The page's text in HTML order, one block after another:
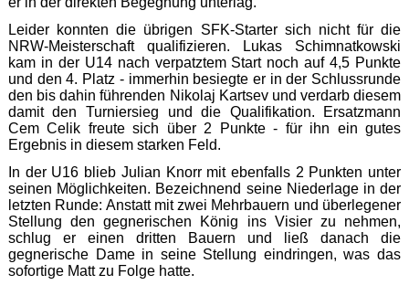
Leider konnten die übrigen SFK-Starter sich nicht für die
NRW-Meisterschaft qualifizieren. Lukas Schimnatkowski
kam in der U14 nach verpatztem Start noch auf 4,5 Punkte
und den 4. Platz - immerhin besiegte er in der Schlussrunde
den bis dahin führenden Nikolaj Kartsev und verdarb diesem
damit den Turniersieg und die Qualifikation. Ersatzmann
Cem Celik freute sich über 2 Punkte - für ihn ein gutes
Ergebnis in diesem starken Feld.
In der U16 blieb Julian Knorr mit ebenfalls 2 Punkten unter
seinen Möglichkeiten. Bezeichnend seine Niederlage in der
letzten Runde: Anstatt mit zwei Mehrbauern und überlegener
Stellung den gegnerischen König ins Visier zu nehmen,
schlug er einen dritten Bauern und ließ danach die
gegnerische Dame in seine Stellung eindringen, was das
sofortige Matt zu Folge hatte.